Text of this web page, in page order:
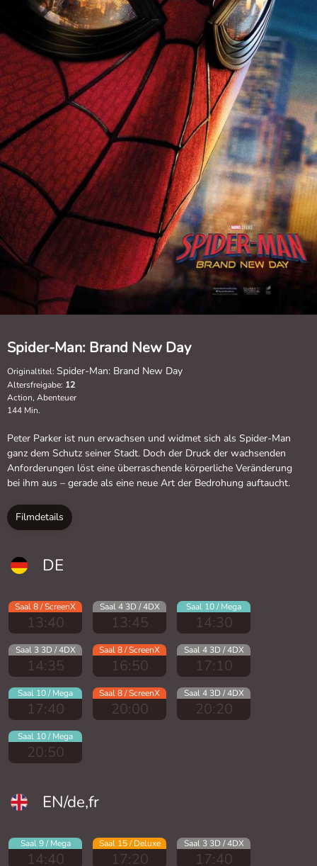
Spider-Man: Brand New Day
Originaltitel: Spider-Man: Brand New Day
Altersfreigabe: 12
Action, Abenteuer
144 Min.
Peter Parker ist nun erwachsen und widmet sich als Spider-Man
ganz dem Schutz seiner Stadt. Doch der Druck der wachsenden
Anforderungen löst eine überraschende körperliche Veränderung
bei ihm aus – gerade als eine neue Art der Bedrohung auftaucht.
Filmdetails
DE
Saal 8 / ScreenX
13:40
Saal 4 3D / 4DX
13:45
Saal 10 / Mega
14:30
Saal 3 3D / 4DX
14:35
Saal 8 / ScreenX
16:50
Saal 4 3D / 4DX
17:10
Saal 10 / Mega
17:40
Saal 8 / ScreenX
20:00
Saal 4 3D / 4DX
20:20
Saal 10 / Mega
20:50
EN/de,fr
Saal 9 / Mega
14:40
Saal 15 / Deluxe
17:20
Saal 3 3D / 4DX
17:40